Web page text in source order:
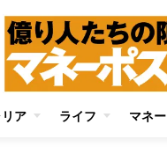
ア ライフ マネー